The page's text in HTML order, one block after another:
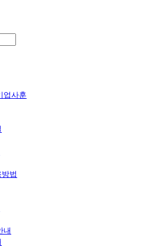
업사훈
법
내